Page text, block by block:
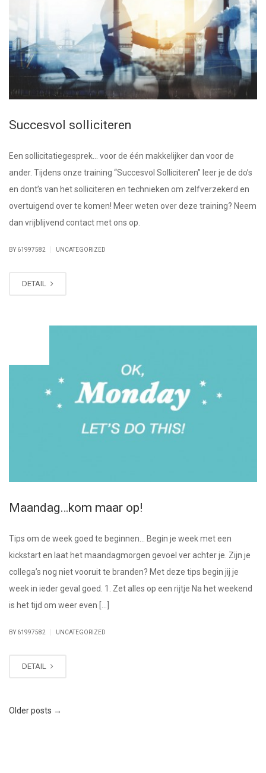
Succesvol solliciteren
Een sollicitatiegesprek… voor de één makkelijker dan voor de
ander. Tijdens onze training “Succesvol Solliciteren” leer je de do’s
en dont’s van het solliciteren en technieken om zelfverzekerd en
overtuigend over te komen! Meer weten over deze training? Neem
dan vrijblijvend contact met ons op.
BY 61997582 UNCATEGORIZED
DETAIL
Maandag…kom maar op!
Tips om de week goed te beginnen… Begin je week met een
kickstart en laat het maandagmorgen gevoel ver achter je. Zijn je
collega’s nog niet vooruit te branden? Met deze tips begin jij je
week in ieder geval goed. 1. Zet alles op een rijtje Na het weekend
is het tijd om weer even […]
BY 61997582 UNCATEGORIZED
DETAIL
Older posts →